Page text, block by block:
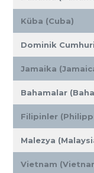
Küba (Cuba)
Dominik
Jamaika
Bahamalar
Filipinler
Malezya
Vietnam